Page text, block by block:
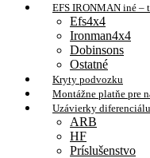
EFS IRONMAN iné –
Efs4x4
Ironman4x4
Dobinsons
Ostatné
Kryty podvozku
Montážne platňe pre
Uzávierky diferenciálu
ARB
HF
Príslušenstvo